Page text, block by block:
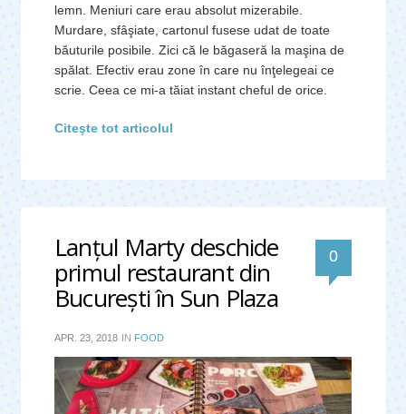
lemn. Meniuri care erau absolut mizerabile.
Murdare, sfâşiate, cartonul fusese udat de toate
băuturile posibile. Zici că le băgaseră la maşina de
spălat. Efectiv erau zone în care nu înţelegeai ce
scrie. Ceea ce mi-a tăiat instant cheful de orice.
Citeşte tot articolul
Lanţul Marty deschide
primul restaurant din
Bucureşti în Sun Plaza
0
APR. 23, 2018 IN FOOD